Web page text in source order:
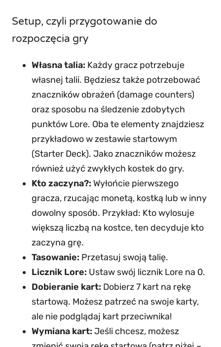
Setup, czyli przygotowanie do
rozpoczęcia gry
Własna talia: Każdy gracz potrzebuje
własnej talii. Będziesz także potrzebować
znaczników obrażeń (damage counters)
oraz sposobu na śledzenie zdobytych
punktów Lore. Oba te elementy znajdziesz
przykładowo w zestawie startowym
(Starter Deck). Jako znaczników możesz
również użyć zwykłych kostek do gry.
Kto zaczyna?: Wyłońcie pierwszego
gracza, rzucając monetą, kostką lub w inny
dowolny sposób. Przykład: Kto wylosuje
większą liczbą na kostce, ten decyduje kto
zaczyna grę.
Tasowanie: Przetasuj swoją talię.
Licznik Lore: Ustaw swój licznik Lore na 0.
Dobieranie kart: Dobierz 7 kart na rękę
startową. Możesz patrzeć na swoje karty,
ale nie podglądaj kart przeciwnika!
Wymiana kart: Jeśli chcesz, możesz